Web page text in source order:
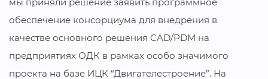
обеспечение консорциума для внедрения в
качестве основного решения CAD/PDM на
предприятиях ОДК в рамках особо значимого
проекта на базе ИЦК “Двигателестроение”. На